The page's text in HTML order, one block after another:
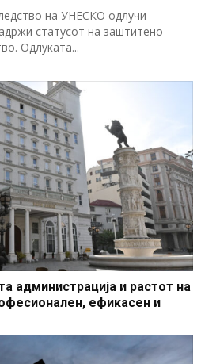
на УНЕСКО одлучи
статусот на заштитено
Одлуката...
администрација и растот на
ефикасен и